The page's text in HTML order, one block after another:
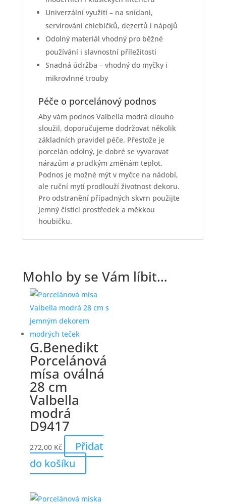
Univerzální využití – na snídani,
servírování chlebíčků, dezertů i nápojů
Odolný materiál vhodný pro běžné
používání i slavnostní příležitosti
Snadná údržba – vhodný do myčky i
mikrovlnné trouby
Péče o porcelánový podnos
Aby vám podnos Valbella modrá dlouho
sloužil, doporučujeme dodržovat několik
základních pravidel péče. Přestože je
porcelán odolný, je dobré se vyvarovat
nárazům a prudkým změnám teplot.
Podnos je možné mýt v myčce na nádobí,
ale ruční mytí prodlouží životnost dekoru.
Pro odstranění případných skvrn použijte
jemný čisticí prostředek a měkkou
houbičku.
Mohlo by se Vám líbit…
G.Benedikt
Porcelánová
mísa oválná
28 cm
Valbella
modrá
D9417
272,00 Kč
Přidat
do košíku